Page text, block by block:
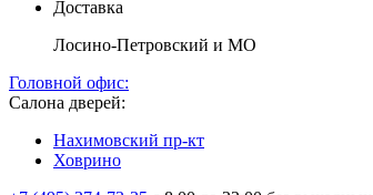
Доставка
Лосино-Петровский и МО
Головной офис:
Салона дверей:
Нахимовский пр-кт
Ховрино